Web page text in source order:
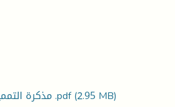
مذكرة التمميز في العمل .pdf(2.95 MB)